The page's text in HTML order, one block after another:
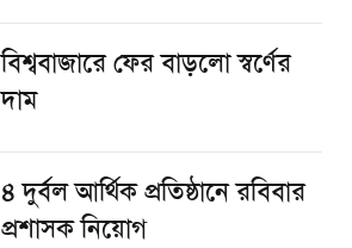
বিশ্ববাজারে ফের বাড়লো স্বর্ণের
দাম
৪ দুর্বল আর্থিক প্রতিষ্ঠানে রবিবার
প্রশাসক নিয়োগ